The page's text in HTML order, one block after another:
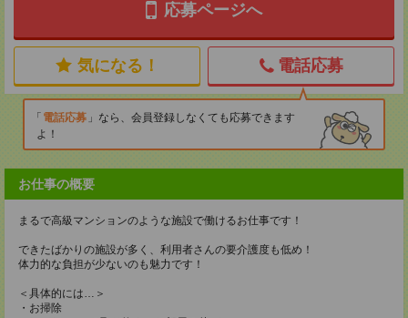
応募ページへ
気になる！ 電話応募
電話応募
なら、会員登録しなくても応募できます
よ！
お仕事の概要
まるで高級マンションのような施設で働けるお仕事です！
できたばかりの施設が多く、利用者さんの要介護度も低め！
体力的な負担が少ないのも魅力です！
＜具体的には…＞
・お掃除